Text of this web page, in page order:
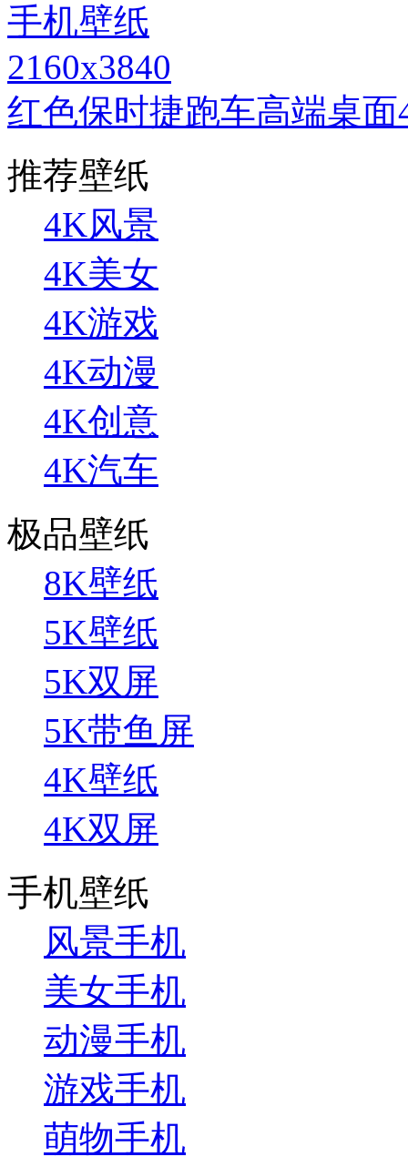
2160x3840
红色保时捷跑车高端桌
推荐壁纸
4K风景
4K美女
4K游戏
4K动漫
4K创意
4K汽车
极品壁纸
8K壁纸
5K壁纸
5K双屏
5K带鱼屏
4K壁纸
4K双屏
手机壁纸
风景手机
美女手机
动漫手机
游戏手机
萌物手机